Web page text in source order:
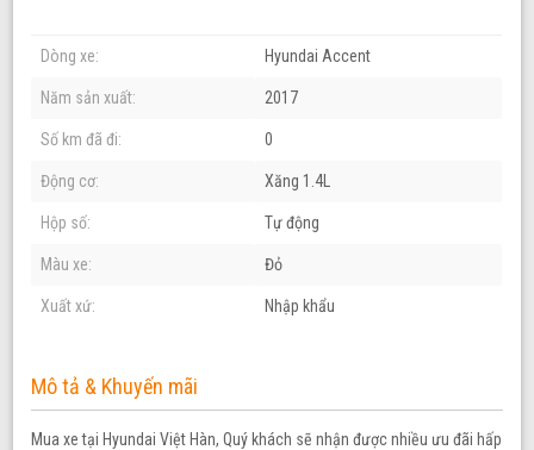
Dòng xe: Hyundai Accent
Năm sản xuất: 2017
Số km đã đi: 0
Động cơ: Xăng 1.4L
Hộp số: Tự động
Màu xe: Đỏ
Xuất xứ: Nhập khẩu
Mô tả & Khuyến mãi
Mua xe tại Hyundai Việt Hàn, Quý khách sẽ nhận được nhiều ưu đãi hấp